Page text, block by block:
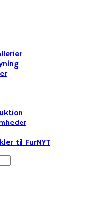
til FurNYT